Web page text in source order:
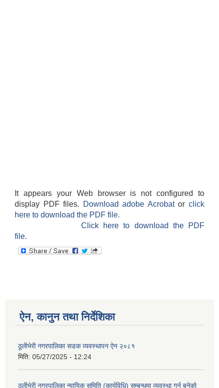
It appears your Web browser is not configured to
display PDF files.
Download adobe Acrobatorclick
here to download the PDF file.
Click here to download the PDF
file.
ऐन, कानुन तथा निर्देशिका
ठूलीभेरी नगरपालिका सडक व्यवस्थापन ऐन २०८१
मिति: 05/27/2025 - 12:24
ठूलीभेरी नगरपालिका न्यायिक समिति (कार्यविधि) सम्बन्धमा व्यवस्था गर्न बनेको